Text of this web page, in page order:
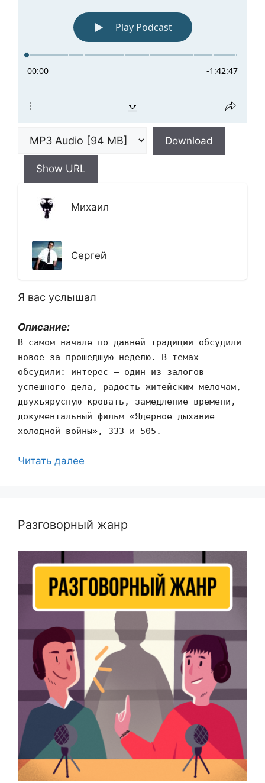
Download
Show URL
Михаил
Сергей
Я вас услышал
Описание:
В самом начале по давней традиции обсудили
новое за прошедшую неделю. В темах
обсудили: интерес — один из залогов
успешного дела, радость житейским мелочам,
двухъярусную кровать, замедление времени,
документальный фильм «Ядерное дыхание
холодной войны», 333 и 505.
Читать далее
Разговорный жанр